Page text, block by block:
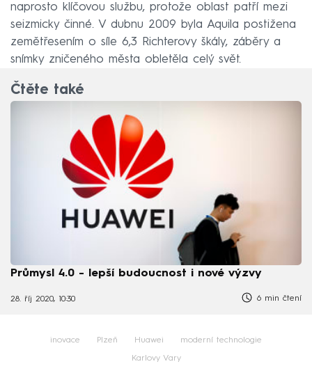
naprosto klíčovou službu, protože oblast patří mezi
seizmicky činné. V dubnu 2009 byla Aquila postižena
zemětřesením o síle 6,3 Richterovy škály, záběry a
snímky zničeného města obletěla celý svět.
Čtěte také
Průmysl 4.0 - lepší budoucnost i nové výzvy
28. říj 2020, 10:30 6 min čtení
inovace Plzeň Huawei moderní technologie
Karlovy Vary